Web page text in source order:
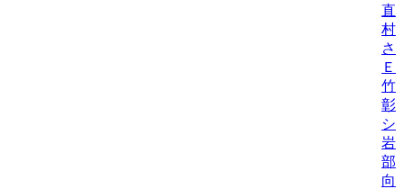
直
村
さ
Ｅ
竹
彰/
シ
岩
部
向